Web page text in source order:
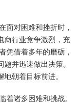
面对困难和挫折时，
商行业竞争激烈，充
凭借着多年的磨砺，
并迅速做出决策。
朝着目标前进。
着诸多困难和挑战。